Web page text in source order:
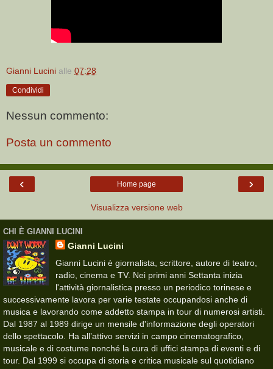
Gianni Lucini alle 07:28
Condividi
Nessun commento:
Posta un commento
‹ ›
Home page
Visualizza versione web
CHI È GIANNI LUCINI
Gianni Lucini
Gianni Lucini è giornalista, scrittore, autore di teatro,
radio, cinema e TV. Nei primi anni Settanta inizia
l'attività giornalistica presso un periodico torinese e
successivamente lavora per varie testate occupandosi anche di
musica e lavorando come addetto stampa in tour di numerosi artisti.
Dal 1987 al 1989 dirige un mensile d'informazione degli operatori
dello spettacolo. Ha all’attivo servizi in campo cinematografico,
musicale e di costume nonché la cura di uffici stampa di eventi e di
tour. Dal 1999 si occupa di storia e critica musicale sul quotidiano